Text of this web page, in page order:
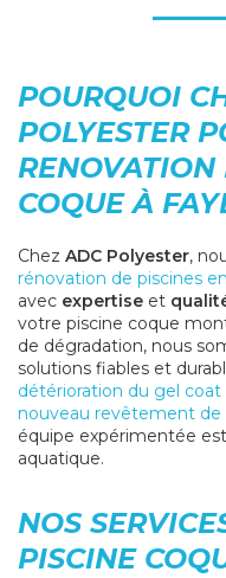
POURQUOI
POLYESTER
RENOVATION
COQUE À
Chez ADC Polyester,
rénovation de piscines
avec expertise et
votre piscine coque
de dégradation, nous
solutions fiables et
détérioration du gel coat
nouveau revêtement de
équipe expérimentée
aquatique.
NOS
PISCINE